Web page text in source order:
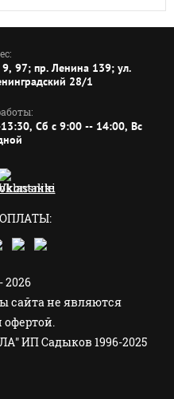
97; пр. Ленина 139; ул.
28/1
Сб с 9:00 -- 14:00, Вс
2026
не являются
ИП Садыков 1996-2025